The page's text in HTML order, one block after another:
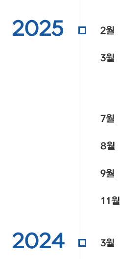
2025 2월
3월
7월
8월
9월
11월
2024 3월